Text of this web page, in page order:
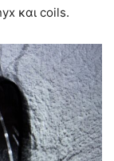
και coils.